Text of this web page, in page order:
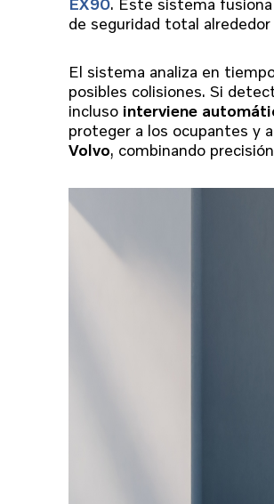
de seguridad total
El sistema analiza en
posibles colisiones. Si
incluso interviene
proteger a los ocupantes y
Volvo, combinando